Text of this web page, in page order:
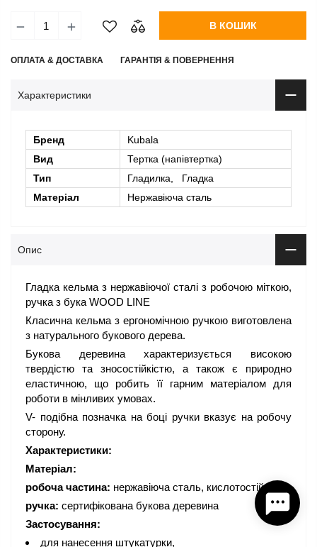
В КОШИК
ОПЛАТА & ДОСТАВКА ГАРАНТІЯ & ПОВЕРНЕННЯ
Характеристики
Бренд
Kubala
Вид
Тертка (напівтертка)
Тип
Гладилка, Гладка
Матеріал
Нержавіюча сталь
Опис
Гладка кельма з нержавіючої сталі з робочою міткою,
ручка з бука WOOD LINE
Класична кельма з ергономічною ручкою виготовлена
з натурального букового дерева.
Букова деревина характеризується високою
твердістю та зносостійкістю, а також є природно
еластичною, що робить її гарним матеріалом для
роботи в мінливих умовах.
V- подібна позначка на боці ручки вказує на робочу
сторону.
Характеристики:
Матеріал:
робоча частина: нержавіюча сталь, кислотостійка
ручка: сертифікована букова деревина
Застосування:
для нанесення штукатурки,